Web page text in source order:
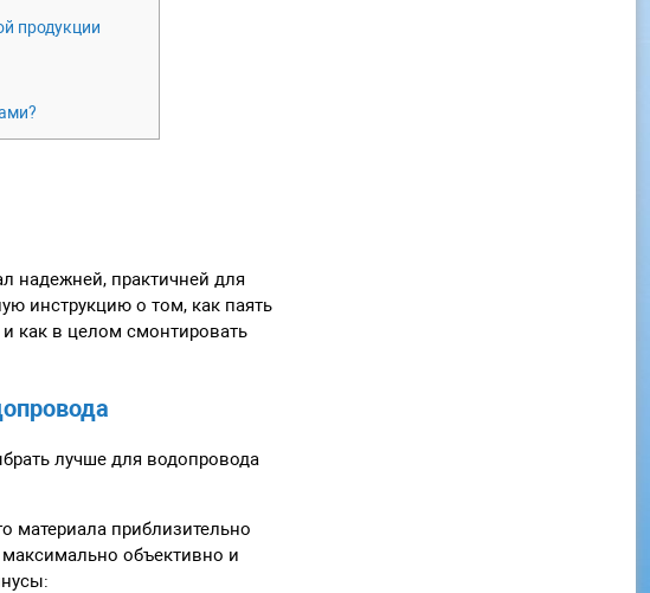
продукции
надежней, практичней для
инструкцию о том, как паять
как в целом смонтировать
лучше для водопровода
материала приблизительно
объективно и